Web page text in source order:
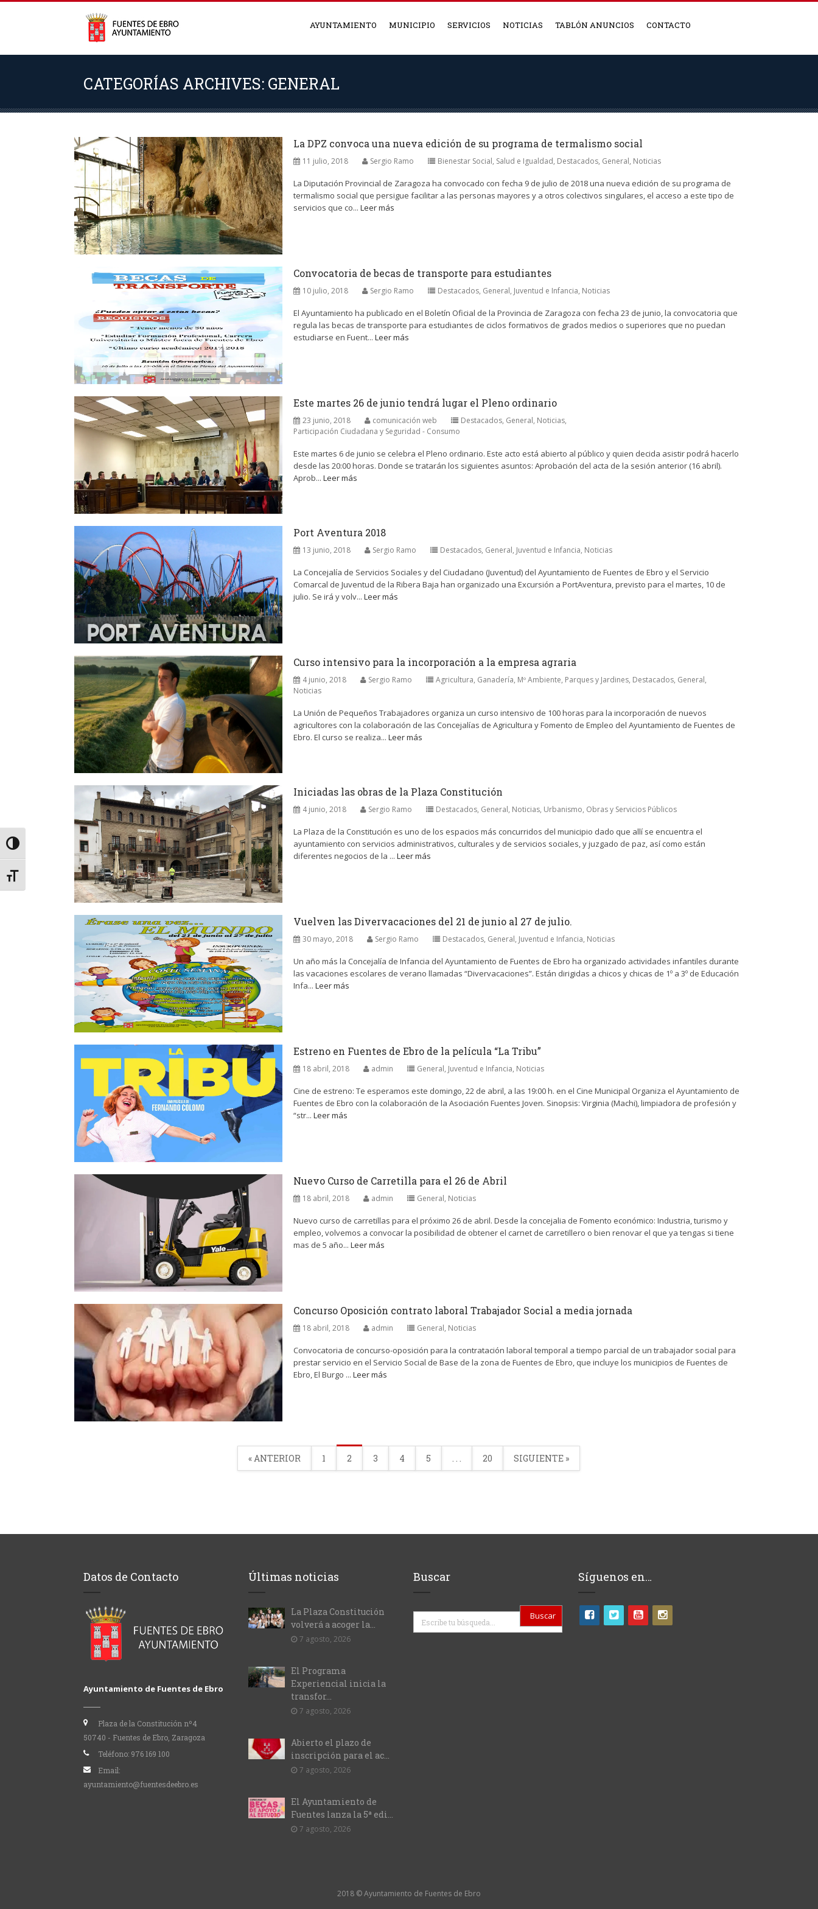
Alternar alto contraste
Alternar tamaño de letra
AYUNTAMIENTO MUNICIPIO SERVICIOS NOTICIAS TABLÓN ANUNCIOS CONTACTO
CATEGORÍAS ARCHIVES: GENERAL
La DPZ convoca una nueva edición de su programa de termalismo social
11 julio, 2018 Sergio Ramo Bienestar Social, Salud e Igualdad, Destacados, General, Noticias
La Diputación Provincial de Zaragoza ha convocado con fecha 9 de julio de 2018 una nueva edición de su programa de
termalismo social que persigue facilitar a las personas mayores y a otros colectivos singulares, el acceso a este tipo de
servicios que co... Leer más
Convocatoria de becas de transporte para estudiantes
10 julio, 2018 Sergio Ramo Destacados, General, Juventud e Infancia, Noticias
El Ayuntamiento ha publicado en el Boletín Oficial de la Provincia de Zaragoza con fecha 23 de junio, la convocatoria que
regula las becas de transporte para estudiantes de ciclos formativos de grados medios o superiores que no puedan
estudiarse en Fuent... Leer más
Este martes 26 de junio tendrá lugar el Pleno ordinario
23 junio, 2018 comunicación web Destacados, General, Noticias,
Participación Ciudadana y Seguridad - Consumo
Este martes 6 de junio se celebra el Pleno ordinario. Este acto está abierto al público y quien decida asistir podrá hacerlo
desde las 20:00 horas. Donde se tratarán los siguientes asuntos: Aprobación del acta de la sesión anterior (16 abril).
Aprob... Leer más
Port Aventura 2018
13 junio, 2018 Sergio Ramo Destacados, General, Juventud e Infancia, Noticias
La Concejalía de Servicios Sociales y del Ciudadano (Juventud) del Ayuntamiento de Fuentes de Ebro y el Servicio
Comarcal de Juventud de la Ribera Baja han organizado una Excursión a PortAventura, previsto para el martes, 10 de
julio. Se irá y volv... Leer más
Curso intensivo para la incorporación a la empresa agraria
4 junio, 2018 Sergio Ramo Agricultura, Ganadería, Mº Ambiente, Parques y Jardines, Destacados, General,
Noticias
La Unión de Pequeños Trabajadores organiza un curso intensivo de 100 horas para la incorporación de nuevos
agricultores con la colaboración de las Concejalías de Agricultura y Fomento de Empleo del Ayuntamiento de Fuentes de
Ebro. El curso se realiza... Leer más
Iniciadas las obras de la Plaza Constitución
4 junio, 2018 Sergio Ramo Destacados, General, Noticias, Urbanismo, Obras y Servicios Públicos
La Plaza de la Constitución es uno de los espacios más concurridos del municipio dado que allí se encuentra el
ayuntamiento con servicios administrativos, culturales y de servicios sociales, y juzgado de paz, así como están
diferentes negocios de la ... Leer más
Vuelven las Divervacaciones del 21 de junio al 27 de julio.
30 mayo, 2018 Sergio Ramo Destacados, General, Juventud e Infancia, Noticias
Un año más la Concejalía de Infancia del Ayuntamiento de Fuentes de Ebro ha organizado actividades infantiles durante
las vacaciones escolares de verano llamadas “Divervacaciones”. Están dirigidas a chicos y chicas de 1º a 3º de Educación
Infa... Leer más
Estreno en Fuentes de Ebro de la película “La Tribu”
18 abril, 2018 admin General, Juventud e Infancia, Noticias
Cine de estreno: Te esperamos este domingo, 22 de abril, a las 19:00 h. en el Cine Municipal Organiza el Ayuntamiento de
Fuentes de Ebro con la colaboración de la Asociación Fuentes Joven. Sinopsis: Virginia (Machi), limpiadora de profesión y
“str... Leer más
Nuevo Curso de Carretilla para el 26 de Abril
18 abril, 2018 admin General, Noticias
Nuevo curso de carretillas para el próximo 26 de abril. Desde la concejalia de Fomento económico: Industria, turismo y
empleo, volvemos a convocar la posibilidad de obtener el carnet de carretillero o bien renovar el que ya tengas si tiene
mas de 5 año... Leer más
Concurso Oposición contrato laboral Trabajador Social a media jornada
18 abril, 2018 admin General, Noticias
Convocatoria de concurso-oposición para la contratación laboral temporal a tiempo parcial de un trabajador social para
prestar servicio en el Servicio Social de Base de la zona de Fuentes de Ebro, que incluye los municipios de Fuentes de
Ebro, El Burgo ... Leer más
« ANTERIOR 1 2 3 4 5 . . . 20 SIGUIENTE »
Datos de Contacto
Ayuntamiento de Fuentes de Ebro
Plaza de la Constitución nº4
50740 - Fuentes de Ebro, Zaragoza
Teléfono: 976 169 100
Email:
ayuntamiento@fuentesdeebro.es
Últimas noticias
La Plaza Constitución
volverá a acoger la...
7 agosto, 2026
El Programa
Experiencial inicia la
transfor...
7 agosto, 2026
Abierto el plazo de
inscripción para el ac...
7 agosto, 2026
El Ayuntamiento de
Fuentes lanza la 5ª edi...
7 agosto, 2026
Buscar
Buscar
Síguenos en…
2018 © Ayuntamiento de Fuentes de Ebro